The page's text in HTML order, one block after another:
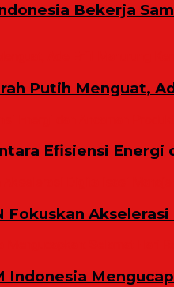
Bekerja
Putih Menguat,
Efisiensi
Fokuskan
Indonesia